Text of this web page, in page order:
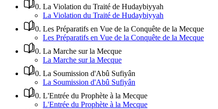
0. La Violation du Traité de Hudaybiyyah
La Violation du Traité de Hudaybiyyah
0. Les Préparatifs en Vue de la Conquête de la Mecque
Les Préparatifs en Vue de la Conquête de la Mecque
0. La Marche sur la Mecque
La Marche sur la Mecque
0. La Soumission d'Abû Sufiyân
La Soumission d'Abû Sufiyân
0. L'Entrée du Prophète à la Mecque
L'Entrée du Prophète à la Mecque